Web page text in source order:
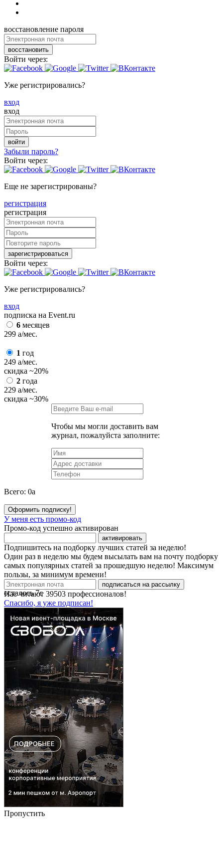
восстановление пароля
восстановить
Войти через:
Уже регистрировались?
вход
вход
войти
Забыли пароль?
Войти через:
Еще не зарегистрированы?
регистрация
регистрация
зарегистрироваться
Войти через:
Уже регистрировались?
вход
подписка на Event.ru
6 месяцев
299 a/мес.
1 год
249 a/мес.
скидка ~20%
2 года
229 a/мес.
скидка ~30%
Чтобы мы могли доставить вам
журнал, пожалуйста заполните:
Всего: 0a
Оформить подписку!
У меня есть промо-код
Промо-код успешно активирован
активировать
Подпишитесь на подборку лучших статей за неделю!
Один раз в неделю мы будем высылать вам на почту подборку
самых популярных статей за прошедшую неделю! Максимум
пользы, за минимум времени!
подписаться на рассылку
Нас читают 39503 профессионалов!
Спасибо, я уже подписан!
осталось7с
Пропустить